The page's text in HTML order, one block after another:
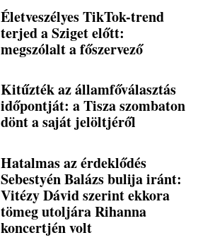
Életveszélyes TikTok-trend
terjed a Sziget előtt:
megszólalt a főszervező
Kitűzték az államfőválasztás
időpontját: a Tisza szombaton
dönt a saját jelöltjéről
Hatalmas az érdeklődés
Sebestyén Balázs bulija iránt:
Vitézy Dávid szerint ekkora
tömeg utoljára Rihanna
koncertjén volt